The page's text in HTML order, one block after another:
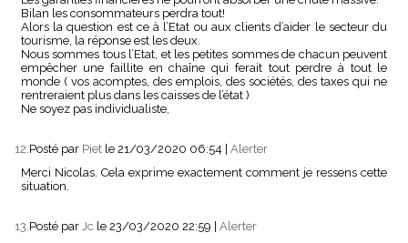
Bilan les consommateurs perdra tout!
Alors la question est ce à l’Etat ou aux clients d’aider le secteur du
tourisme, la réponse est les deux.
Nous sommes tous l’Etat, et les petites sommes de chacun peuvent
empêcher une faillite en chaîne qui ferait tout perdre à tout le
monde ( vos acomptes, des emplois, des sociétés, des taxes qui ne
rentreraient plus dans les caisses de l’état )
Ne soyez pas individualiste,
12. Posté par Piet le 21/03/2020 06:54 | Alerter
Merci Nicolas. Cela exprime exactement comment je ressens cette
situation.
13. Posté par Jc le 23/03/2020 22:59
Alerter